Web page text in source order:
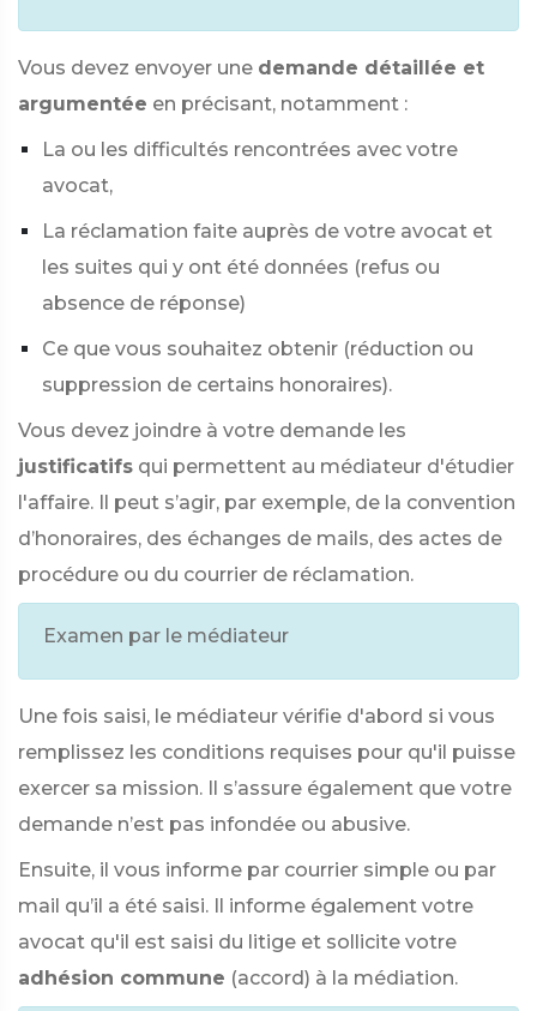
Vous devez envoyer une demande détaillée et
argumentée en précisant, notamment :
La ou les difficultés rencontrées avec votre
avocat,
La réclamation faite auprès de votre avocat et
les suites qui y ont été données (refus ou
absence de réponse)
Ce que vous souhaitez obtenir (réduction ou
suppression de certains honoraires).
Vous devez joindre à votre demande les
justificatifs qui permettent au médiateur d'étudier
l'affaire. Il peut s’agir, par exemple, de la convention
d’honoraires, des échanges de mails, des actes de
procédure ou du courrier de réclamation.
Examen par le médiateur
Une fois saisi, le médiateur vérifie d'abord si vous
remplissez les conditions requises pour qu'il puisse
exercer sa mission. Il s’assure également que votre
demande n’est pas infondée ou abusive.
Ensuite, il vous informe par courrier simple ou par
mail qu’il a été saisi. Il informe également votre
avocat qu'il est saisi du litige et sollicite votre
adhésion commune (accord) à la médiation.